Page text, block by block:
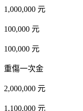
1,000,000 元
100,000 元
100,000 元
重傷一次金
2,000,000 元
1,100,000 元